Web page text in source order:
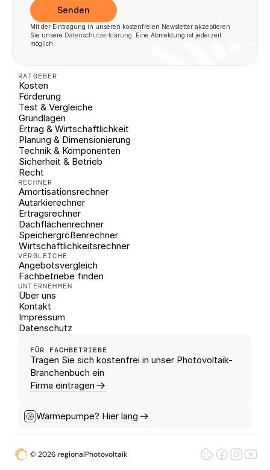
Senden
Mit der Eintragung in unseren kostenfreien Newsletter akzeptieren
Sie unsere Datenschutzerklärung . Eine Abmeldung ist jederzeit
möglich.
RATGEBER
Kosten
Förderung
Test & Vergleiche
Grundlagen
Ertrag & Wirtschaftlichkeit
Planung & Dimensionierung
Technik & Komponenten
Sicherheit & Betrieb
Recht
RECHNER
Amortisationsrechner
Autarkierechner
Ertragsrechner
Dachflächenrechner
Speichergrößenrechner
Wirtschaftlichkeitsrechner
VERGLEICHE
Angebotsvergleich
Fachbetriebe finden
UNTERNEHMEN
Über uns
Kontakt
Impressum
Datenschutz
FÜR FACHBETRIEBE
Tragen Sie sich kostenfrei in unser Photovoltaik-
Branchenbuch ein
Firma eintragen
Wärmepumpe? Hier lang
© 2026 regionalPhotovoltaik